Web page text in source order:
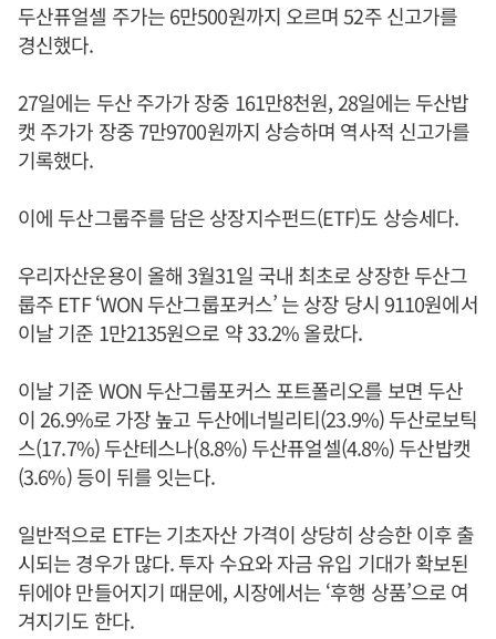
두산퓨얼셀 주가는 6만500원까지 오르며 52주 신고가를
경신했다.
27일에는 두산 주가가 장중 161만8천원, 28일에는 두산밥
캣 주가가 장중 7만9700원까지 상승하며 역사적 신고가를
기록했다.
이에 두산그룹주를 담은 상장지수펀드(ETF)도 상승세다.
우리자산운용이 올해 3월31일 국내 최초로 상장한 두산그
룹주 ETF ‘WON 두산그룹포커스’ 는 상장 당시 9110원에서
이날 기준 1만2135원으로 약 33.2% 올랐다.
이날 기준 WON 두산그룹포커스 포트폴리오를 보면 두산
이 26.9%로 가장 높고 두산에너빌리티(23.9%) 두산로보틱
스(17.7%) 두산테스나(8.8%) 두산퓨얼셀(4.8%) 두산밥캣
(3.6%) 등이 뒤를 잇는다.
일반적으로 ETF는 기초자산 가격이 상당히 상승한 이후 출
시되는 경우가 많다. 투자 수요와 자금 유입 기대가 확보된
뒤에야 만들어지기 때문에, 시장에서는 ‘후행 상품’으로 여
겨지기도 한다.